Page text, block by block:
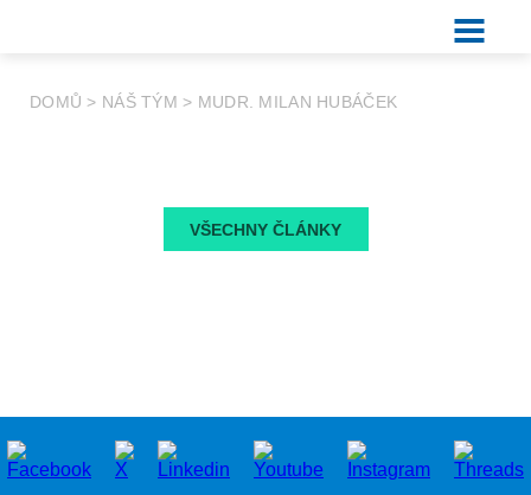
DOMŮ > NÁŠ TÝM > MUDR. MILAN HUBÁČEK
VŠECHNY ČLÁNKY